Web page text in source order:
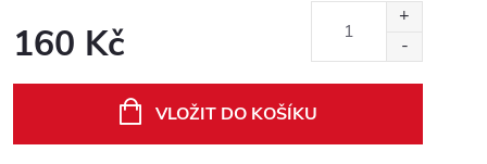
160 Kč
VLOŽIT DO KOŠÍKU